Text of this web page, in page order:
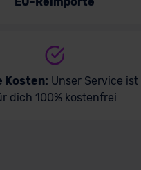
Kosten: Unser Service ist
dich 100% kostenfrei